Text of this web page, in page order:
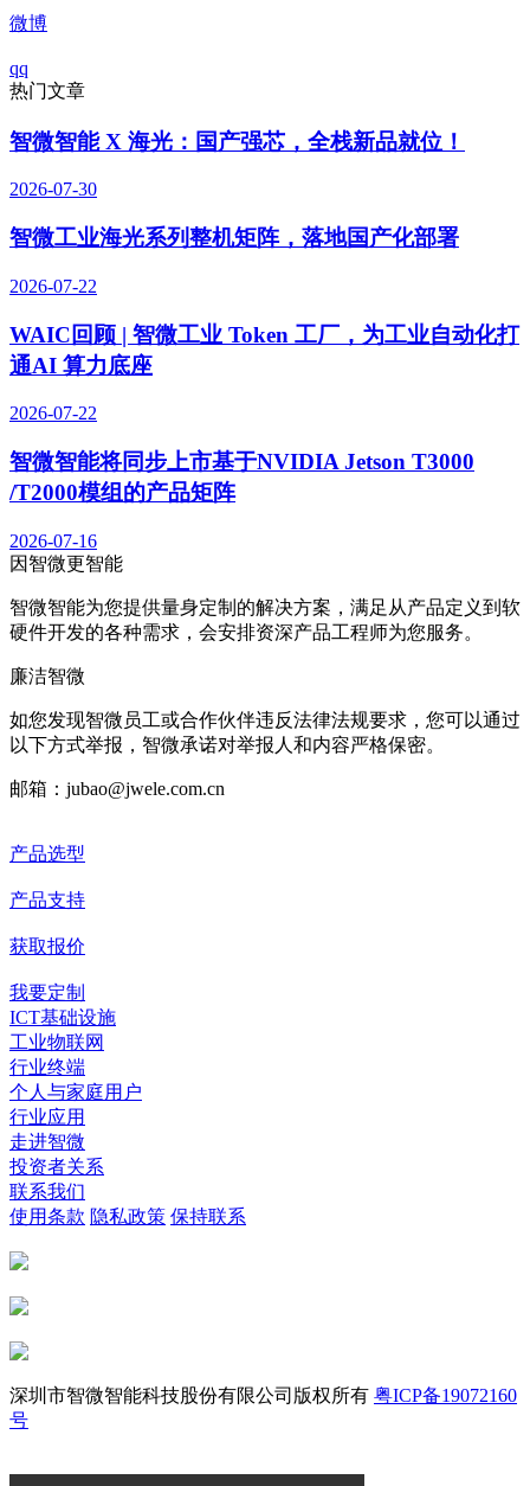
微博
qq
热门文章
智微智能 X 海光：国产强芯，全栈新品就位！
2026-07-30
智微工业海光系列整机矩阵，落地国产化部署
2026-07-22
WAIC回顾 | 智微工业 Token 工厂，为工业自动化打
通AI 算力底座
2026-07-22
智微智能将同步上市基于NVIDIA Jetson T3000
/T2000模组的产品矩阵
2026-07-16
因智微更智能
智微智能为您提供量身定制的解决方案，满足从产品定义到软
硬件开发的各种需求，会安排资深产品工程师为您服务。
廉洁智微
如您发现智微员工或合作伙伴违反法律法规要求，您可以通过
以下方式举报，智微承诺对举报人和内容严格保密。
邮箱：jubao@jwele.com.cn
产品选型
产品支持
获取报价
我要定制
ICT基础设施
工业物联网
行业终端
个人与家庭用户
行业应用
走进智微
投资者关系
联系我们
使用条款 隐私政策 保持联系
深圳市智微智能科技股份有限公司版权所有 粤ICP备19072160
号